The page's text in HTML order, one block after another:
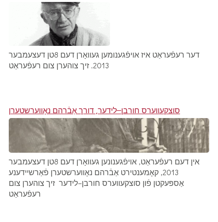
דער רעפֿעראַט איז אויפֿגענומען געוואָרן דעם 8טן דעצעמבער
2013. זיך צוהערן צום רעפֿעראַט
סוצקעווערס חורבן–לידער, דורך אַבֿרהם נאָווערשטערן
אין דעם רעפֿעראַט, אויפֿגענונען געוואָרן דעם 8טן דעצעמבער
2013, קאָמענטירט אַבֿרהם נאָווערשטערן פֿאַרשיידענע
אַספּעקטן פֿון סוצקעווערס חורבן–לידער זיך צוהערן צום
רעפֿעראַט